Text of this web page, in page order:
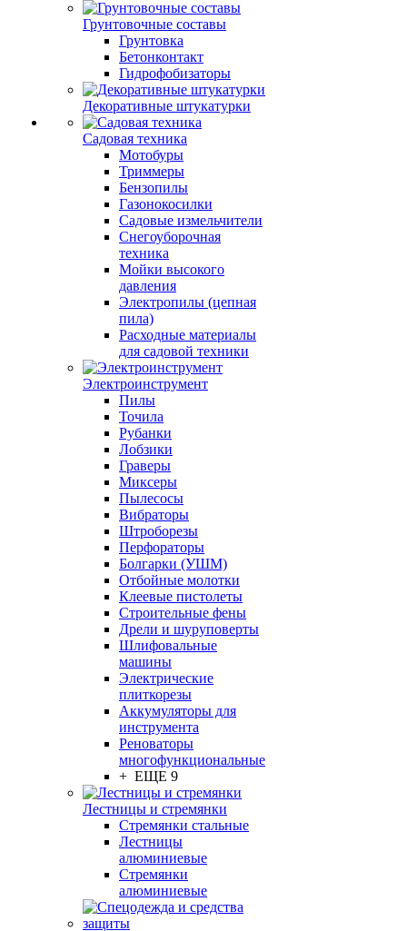
Грунтовочные составы
Грунтовка
Бетонконтакт
Гидрофобизаторы
Декоративные штукатурки
Садовая техника
Мотобуры
Триммеры
Бензопилы
Газонокосилки
Садовые измельчители
Снегоуборочная
техника
Мойки высокого
давления
Электропилы (цепная
пила)
Расходные материалы
для садовой техники
Электроинструмент
Пилы
Точила
Рубанки
Лобзики
Граверы
Миксеры
Пылесосы
Вибраторы
Штроборезы
Перфораторы
Болгарки (УШМ)
Отбойные молотки
Клеевые пистолеты
Строительные фены
Дрели и шуруповерты
Шлифовальные
машины
Электрические
плиткорезы
Аккумуляторы для
инструмента
Реноваторы
многофункциональные
+ ЕЩЕ 9
Лестницы и стремянки
Стремянки стальные
Лестницы
алюминиевые
Стремянки
алюминиевые